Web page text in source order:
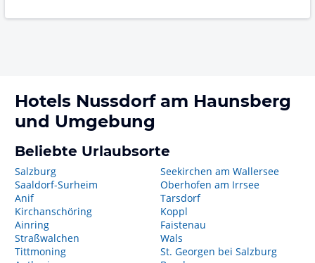
Hotels Nussdorf am Haunsberg
und Umgebung
Beliebte Urlaubsorte
Salzburg
Saaldorf-Surheim
Anif
Kirchanschöring
Ainring
Straßwalchen
Tittmoning
Seekirchen am Wallersee
Oberhofen am Irrsee
Tarsdorf
Koppl
Faistenau
Wals
St. Georgen bei Salzburg